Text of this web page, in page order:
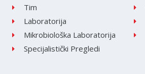
Tim
Laboratorija
Mikrobiološka Laboratorija
Specijalistički Pregledi